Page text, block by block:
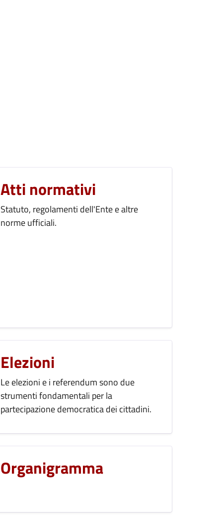
Atti normativi
Statuto, regolamenti dell'Ente e altre
norme ufficiali.
Elezioni
Le elezioni e i referendum sono due
strumenti fondamentali per la
partecipazione democratica dei cittadini.
Organigramma